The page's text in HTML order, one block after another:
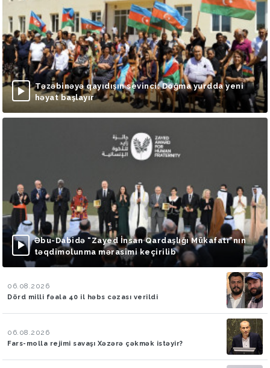
Təzəbinəyə qayıdışın sevinci: Doğma yurdda yeni
həyat başlayır
Əbu-Dabidə “Zayed İnsan Qardaşlığı Mükafatı”nın
təqdimolunma mərasimi keçirilib
06.08.2026
Dörd milli fəala 40 il həbs cəzası verildi
06.08.2026
Fars-molla rejimi savaşı Xəzərə çəkmək istəyir?